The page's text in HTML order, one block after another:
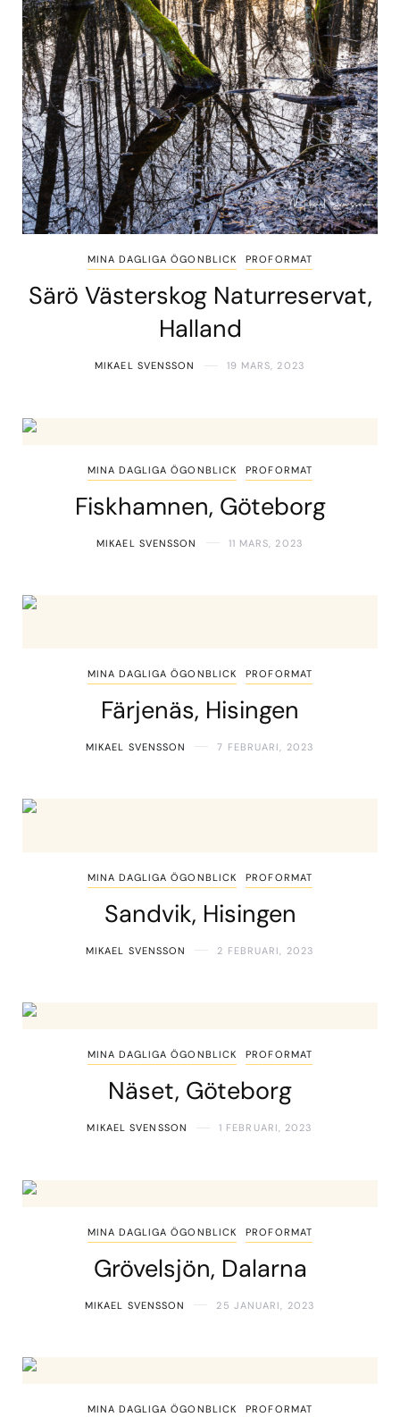
MINA DAGLIGA ÖGONBLICK PROFORMAT
Särö Västerskog Naturreservat,
Halland
MIKAEL SVENSSON 19 MARS, 2023
MINA DAGLIGA ÖGONBLICK PROFORMAT
Fiskhamnen, Göteborg
MIKAEL SVENSSON 11 MARS, 2023
MINA DAGLIGA ÖGONBLICK PROFORMAT
Färjenäs, Hisingen
MIKAEL SVENSSON 7 FEBRUARI, 2023
MINA DAGLIGA ÖGONBLICK PROFORMAT
Sandvik, Hisingen
MIKAEL SVENSSON 2 FEBRUARI, 2023
MINA DAGLIGA ÖGONBLICK PROFORMAT
Näset, Göteborg
MIKAEL SVENSSON 1 FEBRUARI, 2023
MINA DAGLIGA ÖGONBLICK PROFORMAT
Grövelsjön, Dalarna
MIKAEL SVENSSON 25 JANUARI, 2023
MINA DAGLIGA ÖGONBLICK PROFORMAT